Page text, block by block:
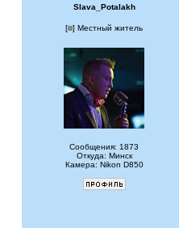
Slava_Potalakh
[ ] Местный житель
Сообщения: 1873
Откуда: Минск
Камера: Nikon D850